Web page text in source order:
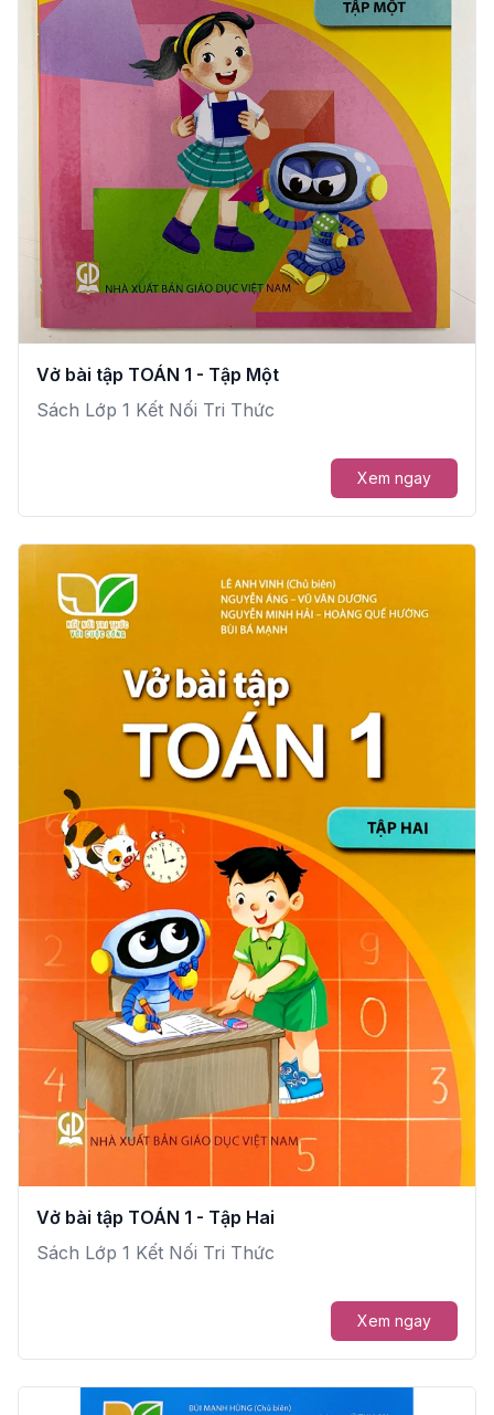
Vở bài tập TOÁN 1 - Tập Một
Sách Lớp 1 Kết Nối Tri Thức
Xem ngay
Vở bài tập TOÁN 1 - Tập Hai
Sách Lớp 1 Kết Nối Tri Thức
Xem ngay